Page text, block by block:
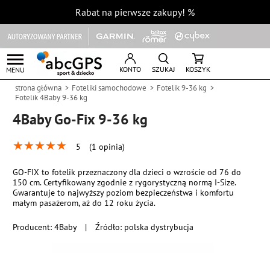
Rabat na pierwsze zakupy! %
MENU KONTO SZUKAJ KOSZYK
strona główna Foteliki samochodowe
Fotelik 9-36 kg
Fotelik 4Baby 9-36 kg
4Baby Go-Fix 9-36 kg
★★★★★ 5 (1 opinia)
Producent:4Baby | Źródło: polska dystrybucja
GO-FIX to fotelik przeznaczony dla dzieci o wzroście od 76 do
150 cm. Certyfikowany zgodnie z rygorystyczną normą I-Size.
Gwarantuje to najwyższy poziom bezpieczeństwa i komfortu
małym pasażerom, aż do 12 roku życia.